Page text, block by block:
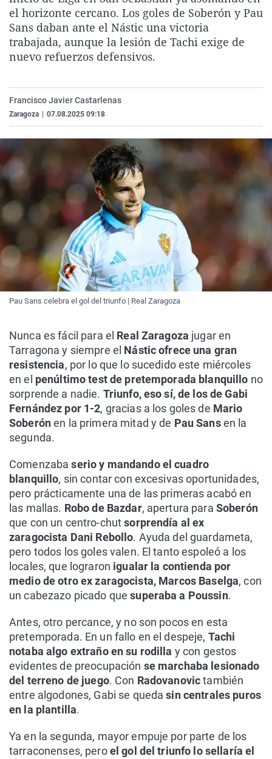
La rosa de los vientos
Gente viajera
Como el perro y el
Caso
Retornados
Equipo de
Extremadura
Galicia
Virales
Televisión
Elecciones
el horizonte cercano. Los goles de Soberón y Pau
Sans daban ante el Nástic una victoria
trabajada, aunque la lesión de Tachi exige de
nuevo refuerzos defensivos.
Francisco Javier Castarlenas
Zaragoza 07.08.2025 09:18
Pau Sans celebra el gol del triunfo | Real Zaragoza
Nunca es fácil para el Real Zaragoza jugar en
Tarragona y siempre el Nástic ofrece una gran
resistencia, por lo que lo sucedido este miércoles
en el penúltimo test de pretemporada blanquillo no
sorprende a nadie. Triunfo, eso sí, de los de Gabi
Fernández por 1-2, gracias a los goles de Mario
Soberónen la primera mitad y de Pau Sansen la
segunda.
Comenzaba serio y mandando el cuadro
blanquillo, sin contar con excesivas oportunidades,
pero prácticamente una de las primeras acabó en
las mallas. Robo de Bazdar, apertura para Soberón
que con un centro-chutsorprendía al ex
zaragocista Dani Rebollo. Ayuda del guardameta,
pero todos los goles valen. El tanto espoleó a los
locales, que lograron igualar la contienda por
medio de otro ex zaragocista, Marcos Baselga, con
un cabezazo picado que superaba a Poussin.
Antes, otro percance, y no son pocos en esta
pretemporada. En un fallo en el despeje, Tachi
notaba algo extraño en su rodilla y con gestos
evidentes de preocupación se marchaba lesionado
del terreno de juego. Con Radovanovictambién
entre algodones, Gabi se quedasin centrales puros
en la plantilla.
Ya en la segunda, mayor empuje por parte de los
tarraconenses, peroel gol del triunfo lo sellaría el